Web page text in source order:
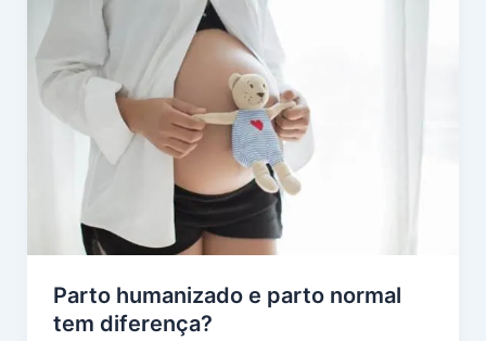
Parto humanizado e parto normal
tem diferença?